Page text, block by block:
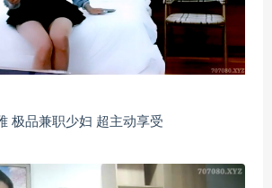
极品兼职少妇 超主动享受